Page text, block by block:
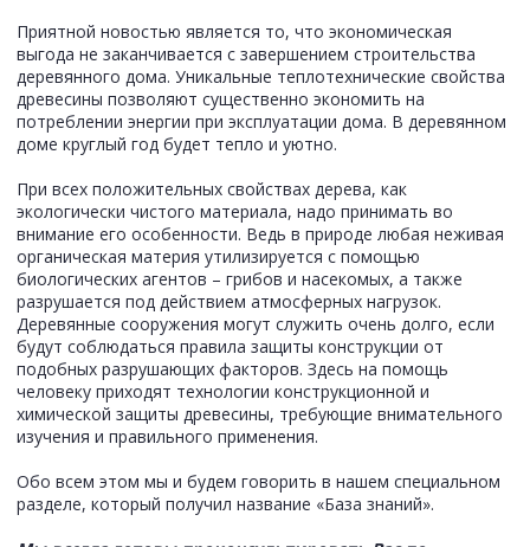
Приятной новостью является то, что экономическая
выгода не заканчивается с завершением строительства
деревянного дома. Уникальные теплотехнические свойства
древесины позволяют существенно экономить на
потреблении энергии при эксплуатации дома. В деревянном
доме круглый год будет тепло и уютно.
При всех положительных свойствах дерева, как
экологически чистого материала, надо принимать во
внимание его особенности. Ведь в природе любая неживая
органическая материя утилизируется с помощью
биологических агентов – грибов и насекомых, а также
разрушается под действием атмосферных нагрузок.
Деревянные сооружения могут служить очень долго, если
будут соблюдаться правила защиты конструкции от
подобных разрушающих факторов. Здесь на помощь
человеку приходят технологии конструкционной и
химической защиты древесины, требующие внимательного
изучения и правильного применения.
Обо всем этом мы и будем говорить в нашем специальном
разделе, который получил название «База знаний».